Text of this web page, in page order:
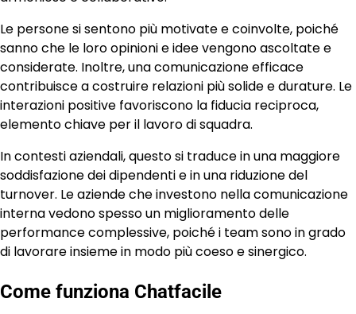
Le persone si sentono più motivate e coinvolte, poiché
sanno che le loro opinioni e idee vengono ascoltate e
considerate. Inoltre, una comunicazione efficace
contribuisce a costruire relazioni più solide e durature. Le
interazioni positive favoriscono la fiducia reciproca,
elemento chiave per il lavoro di squadra.
In contesti aziendali, questo si traduce in una maggiore
soddisfazione dei dipendenti e in una riduzione del
turnover. Le aziende che investono nella comunicazione
interna vedono spesso un miglioramento delle
performance complessive, poiché i team sono in grado
di lavorare insieme in modo più coeso e sinergico.
Come funziona Chatfacile